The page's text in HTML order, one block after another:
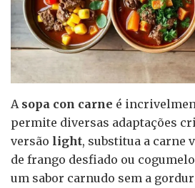
A sopa con carne é
permite diversas adaptações
versão light, substitua a carne
de frango desfiado ou
um sabor carnudo sem a